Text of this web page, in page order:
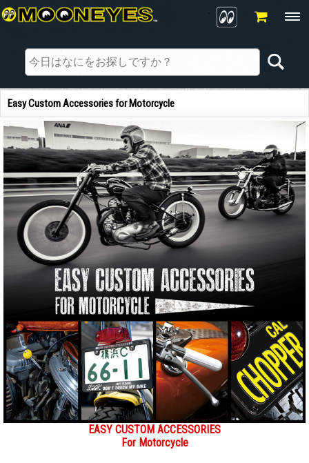
Easy Custom Accessories for Motorcycle
EASY CUSTOM ACCESSORIES
For Motorcycle